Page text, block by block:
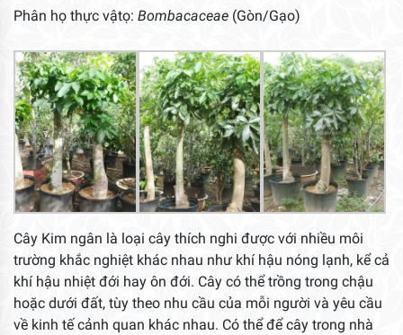
Phân họ thực vậtọ: Bombacaceae (Gòn/Gạo)
Cây Kim ngân là loại cây thích nghi được với nhiều môi
trường khắc nghiệt khác nhau như khí hậu nóng lạnh, kể cả
khí hậu nhiệt đới hay ôn đới. Cây có thể trồng trong chậu
hoặc dưới đất, tùy theo nhu cầu của mỗi người và yêu cầu
về kinh tế cảnh quan khác nhau. Có thể để cây trong nhà